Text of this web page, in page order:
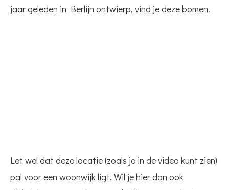
jaar geleden in Berlijn ontwierp, vind je deze bomen.
Let wel dat deze locatie (zoals je in de video kunt zien)
pal voor een woonwijk ligt. Wil je hier dan ook